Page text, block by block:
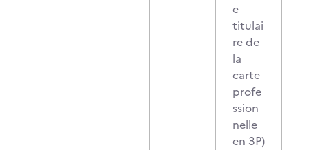
e
titulai
re de
la
carte
profe
ssion
nelle
en 3P)